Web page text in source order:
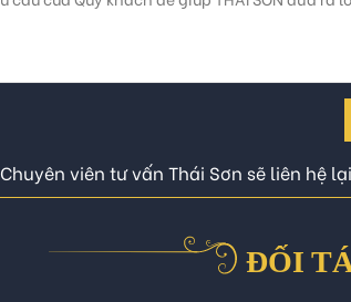
Chuyên viên tư vấn Thái Sơn sẽ liên hệ
ĐỐI